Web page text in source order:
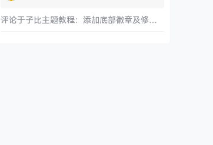
评论于子比主题教程：添加底部徽章及修改链接和运行时间